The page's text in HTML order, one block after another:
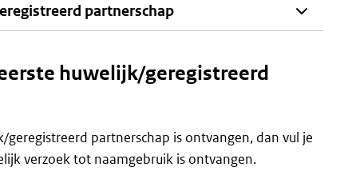
partnerschap
huwelijk/geregistreerd
partnerschap is ontvangen, dan vul je
verzoek tot naamgebruik is ontvangen.